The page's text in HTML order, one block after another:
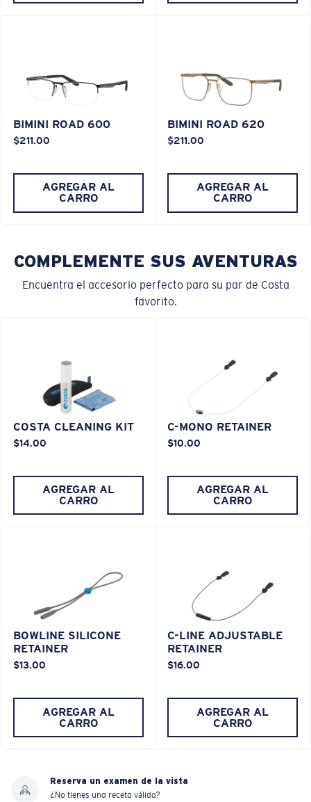
Es posible que necesite una montura
BIMINI ROAD 600
$211.00
AGREGAR AL
CARRO
BIMINI ROAD 620
$211.00
AGREGAR AL
CARRO
COMPLEMENTE SUS AVENTURAS
Encuentra el accesorio perfecto para su par de Costa
favorito.
COSTA CLEANING KIT
$14.00
AGREGAR AL
CARRO
C-MONO RETAINER
$10.00
AGREGAR AL
CARRO
BOWLINE SILICONE
RETAINER
$13.00
AGREGAR AL
CARRO
C-LINE ADJUSTABLE
RETAINER
$16.00
AGREGAR AL
CARRO
Reserva un examen de la vista
¿No tienes una receta válida?